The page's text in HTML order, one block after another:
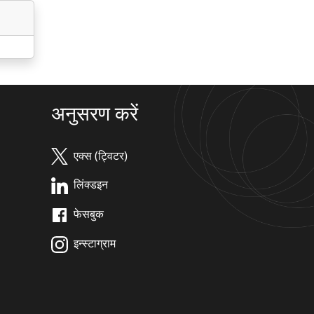
अनुसरण करें
एक्स (ट्विटर)
लिंक्डइन
फेसबुक
इन्स्टाग्राम